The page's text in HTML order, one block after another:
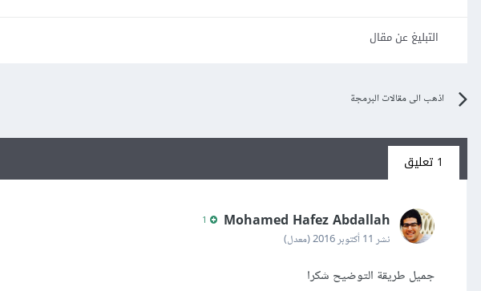
التبليغ عن مقال
اذهب الى مقالات البرمجة
1 تعليق
Mohamed Hafez Abdallah
نشر 11 أكتوبر 2016 (معدل)
جميل طريقة التوضيح شكرا